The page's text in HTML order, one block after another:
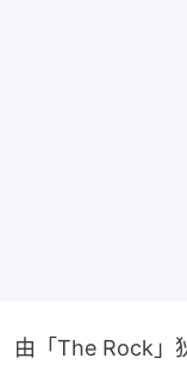
由「The Rock」